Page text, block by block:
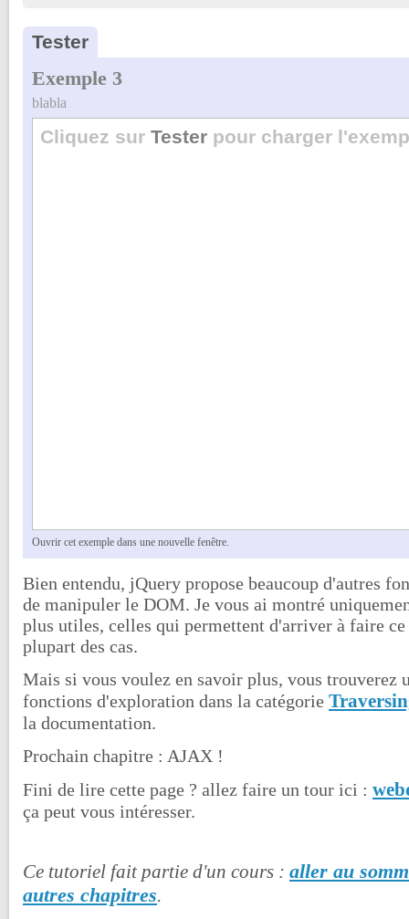
Tester
Exemple 3
blabla
Ouvrir cet exemple dans une nouvelle fenêtre.
Bien entendu, jQuery propose beaucoup d'autres
de manipuler le DOM. Je vous ai montré
plus utiles, celles qui permettent d'arriver à faire ce
plupart des cas.
Mais si vous voulez en savoir plus, vous trouverez
fonctions d'exploration dans la catégorie
la documentation.
Prochain chapitre : AJAX !
Fini de lire cette page ? allez faire un tour ici :
ça peut vous intéresser.
Ce tutoriel fait partie d'un cours : aller au
autres chapitres.